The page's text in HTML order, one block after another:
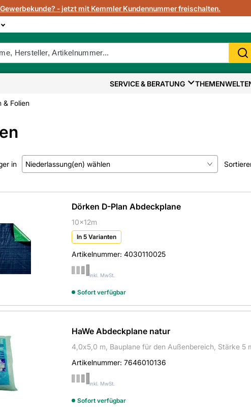
- jetzt mit Kemmler Kundennummer freischalten.
SERVICE & BERATUNG
& Folien
in Niederlassung(en) wählen
Kein Treffer gefunden.Dörken D-Plan Abdeckplane
10x12m
In 5 Varianten
Artikelnummer: 4030110025
inkl. MwSt.
Sofort verfügbar
HaWe Abdeckplane natur
4,0x5,0 m, Bauplane für den Außenbereich, Stärke 5
Artikelnummer: 7646010136
inkl. MwSt.
Sofort verfügbar